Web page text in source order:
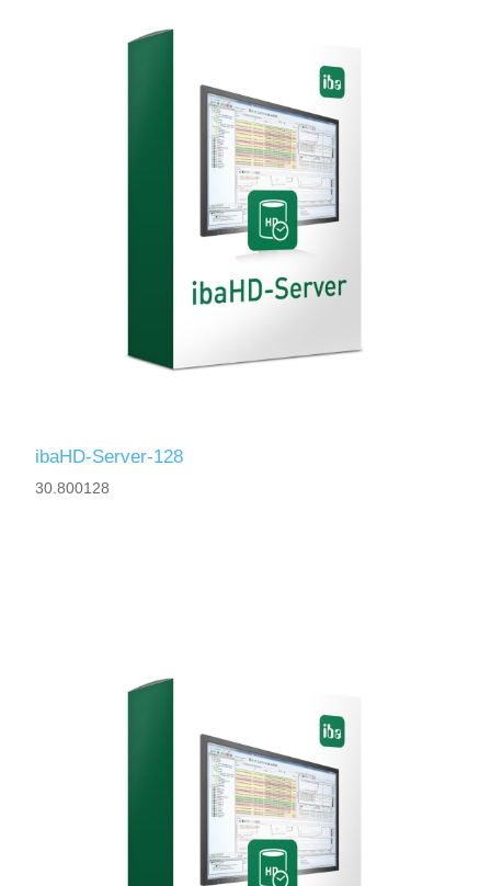
ibaHD-Server-128
30.800128